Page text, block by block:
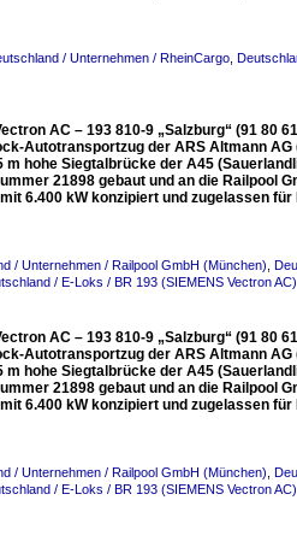
/ Unternehmen / RheinCargo
AC – 193 810-9 „Salzburg“ (91 80
Autotransportzug der ARS Altmann
hohe Siegtalbrücke der A45
21898 gebaut und an die Railpool
6.400 kW konzipiert und zugelassen
/ Unternehmen / Railpool GmbH (München)
/ E-Loks / BR 193 (SIEMENS Vectron AC)
AC – 193 810-9 „Salzburg“ (91 80
Autotransportzug der ARS Altmann
hohe Siegtalbrücke der A45
21898 gebaut und an die Railpool
6.400 kW konzipiert und zugelassen
/ Unternehmen / Railpool GmbH (München)
/ E-Loks / BR 193 (SIEMENS Vectron AC)